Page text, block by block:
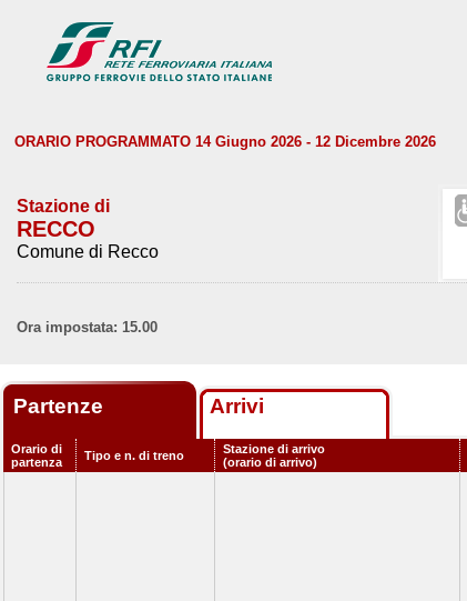
ORARIO PROGRAMMATO 14 Giugno 2026 - 12 Dicembre 2026
Stazione di
RECCO
Comune di Recco
Ora impostata: 15.00
Partenze Arrivi
Orario di
partenza
Tipo e n. di treno
Stazione di arrivo
(orario di arrivo)